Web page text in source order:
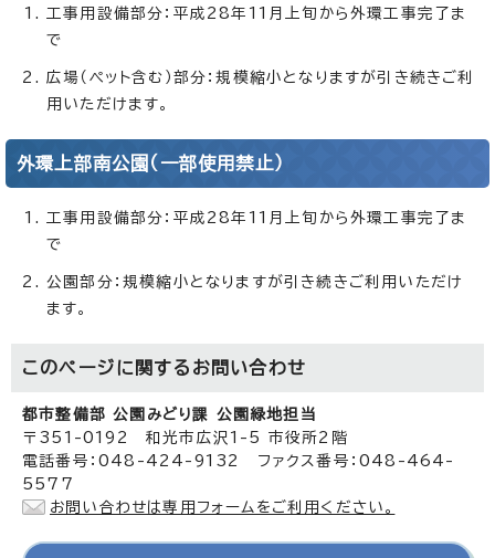
工事用設備部分：平成28年11月上旬から外環工事完了ま
で
広場（ペット含む）部分：規模縮小となりますが引き続きご利
用いただけます。
外環上部南公園（一部使用禁止）
工事用設備部分：平成28年11月上旬から外環工事完了ま
で
公園部分：規模縮小となりますが引き続きご利用いただけ
ます。
このページに関する お問い合わせ
都市整備部 公園みどり課 公園緑地担当
〒351-0192 和光市広沢1-5 市役所2階
電話番号：048-424-9132 ファクス番号：048-464-
5577
お問い合わせは専用フォームをご利用ください。